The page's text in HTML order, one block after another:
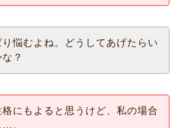
り悩むよね。どうしてあげたらい
？
格にもよると思うけど、私の場合
。